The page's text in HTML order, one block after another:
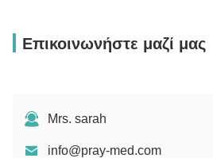
Επικοινωνήστε μαζί μας
Mrs. sarah
info@pray-med.com